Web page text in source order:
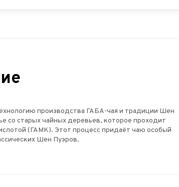
производства ГАБА-чая и традиции Шен
со старых чайных деревьев, которое проходит
(ГАМК). Этот процесс придаёт чаю особый
Шен Пуэров.